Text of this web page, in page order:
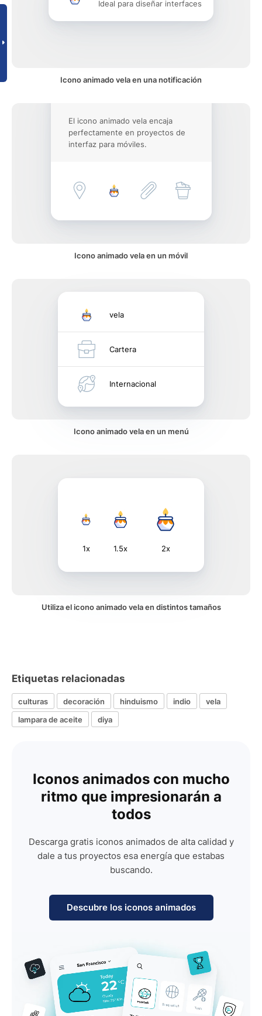
Ideal para diseñar interfaces
Icono animado vela en una notificación
El icono animado vela encaja
perfectamente en proyectos de
interfaz para móviles.
Icono animado vela en un móvil
vela
Cartera
Internacional
Icono animado vela en un menú
1x 1.5x 2x
Utiliza el icono animado vela en distintos tamaños
Etiquetas relacionadas
culturas decoración hinduismo indio
vela
lampara de aceite
diya
Iconos animados con mucho
ritmo que impresionarán a
todos
Descarga gratis iconos animados de alta calidad y
dale a tus proyectos esa energía que estabas
buscando.
Descubre los iconos animados